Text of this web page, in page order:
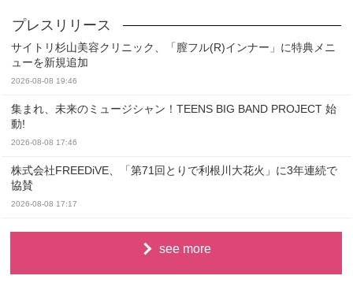
サイトリ杉山美容クリニック、「膣フル(R)インナー」に特典メニ
ューを新規追加
2026-08-08 19:46
集まれ、未来のミュージシャン！TEENS BIG BAND PROJECT 始
動!
2026-08-08 17:46
株式会社FREEDiVE、「第71回とりで利根川大花火」に3年連続で
協賛
2026-08-08 17:17
see more